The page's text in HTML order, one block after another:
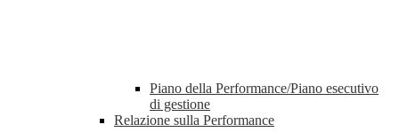
Piano della Performance/Piano esecutivo
di gestione
Relazione sulla Performance